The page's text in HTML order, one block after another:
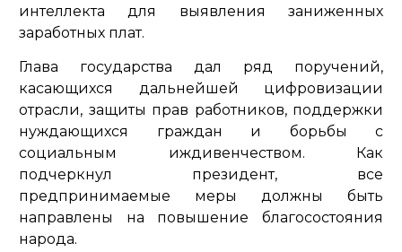
интеллекта для выявления заниженных
заработных плат.
Глава государства дал ряд поручений,
касающихся дальнейшей цифровизации
отрасли, защиты прав работников, поддержки
нуждающихся граждан и борьбы с
социальным иждивенчеством. Как
подчеркнул президент, все
предпринимаемые меры должны быть
направлены на повышение благосостояния
народа.